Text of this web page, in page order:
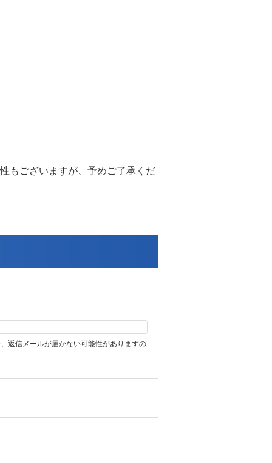
もございますが、予めご了承くだ
返信メールが届かない可能性がありますの